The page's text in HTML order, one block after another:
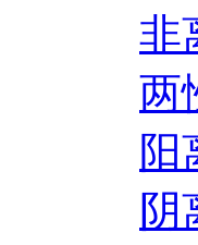
非
两
阳
阴